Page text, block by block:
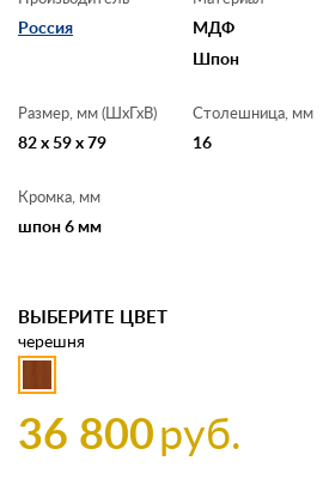
Россия
МДФ
Шпон
Размер, мм (ШхГхВ)
82 x 59 x 79
Столешница, мм
16
Кромка, мм
шпон 6 мм
ВЫБЕРИТЕ ЦВЕТ
черешня
36 800руб.